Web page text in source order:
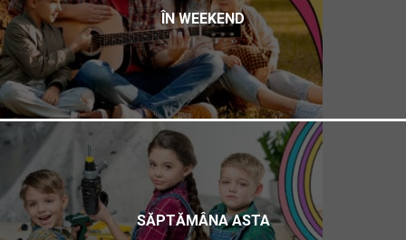
ÎN WEEKEND
SĂPTĂMÂNA ASTA